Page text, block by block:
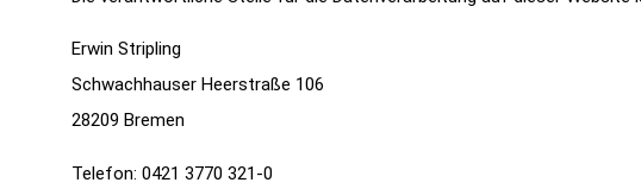
Erwin Stripling
Schwachhauser Heerstraße 106
28209 Bremen
Telefon: 0421 3770 321-0